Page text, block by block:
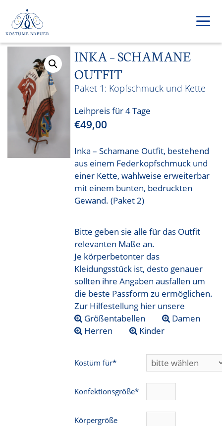
Inhalt
springen
INKA – SCHAMANE
OUTFIT
Kopfschmuck und Kette
Leihpreis für 4 Tage
€49,00
Inka – Schamane Outfit, bestehend
aus einem Federkopfschmuck und
einer Kette, wahlweise erweiterbar
mit einem bunten, bedruckten
Gewand. (Paket 2)
Bitte geben sie alle für das Outfit
relevanten Maße an.
Je körperbetonter das
Kleidungsstück ist, desto genauer
sollten ihre Angaben ausfallen um
die beste Passform zu ermöglichen.
Zur Hilfestellung hier unsere
Größentabellen
Damen
Herren
Kinder
Kostüm für*
Konfektionsgröße*
Körpergröße